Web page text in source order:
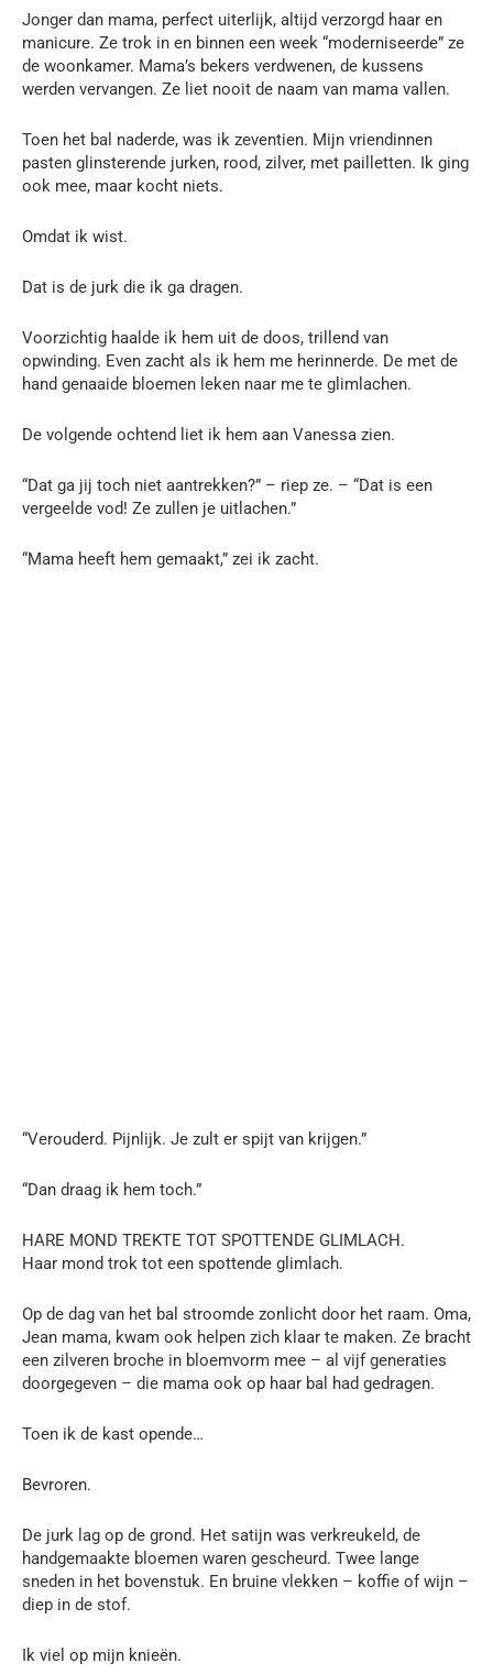
Jonger dan mama, perfect uiterlijk, altijd verzorgd haar en
manicure. Ze trok in en binnen een week “moderniseerde” ze
de woonkamer. Mama’s bekers verdwenen, de kussens
werden vervangen. Ze liet nooit de naam van mama vallen.
Toen het bal naderde, was ik zeventien. Mijn vriendinnen
pasten glinsterende jurken, rood, zilver, met pailletten. Ik ging
ook mee, maar kocht niets.
Omdat ik wist.
Dat is de jurk die ik ga dragen.
Voorzichtig haalde ik hem uit de doos, trillend van
opwinding. Even zacht als ik hem me herinnerde. De met de
hand genaaide bloemen leken naar me te glimlachen.
De volgende ochtend liet ik hem aan Vanessa zien.
“Dat ga jij toch niet aantrekken?” – riep ze. – “Dat is een
vergeelde vod! Ze zullen je uitlachen.”
“Mama heeft hem gemaakt,” zei ik zacht.
“Verouderd. Pijnlijk. Je zult er spijt van krijgen.”
“Dan draag ik hem toch.”
HARE MOND TREKTE TOT SPOTTENDE GLIMLACH.
Haar mond trok tot een spottende glimlach.
Op de dag van het bal stroomde zonlicht door het raam. Oma,
Jean mama, kwam ook helpen zich klaar te maken. Ze bracht
een zilveren broche in bloemvorm mee – al vijf generaties
doorgegeven – die mama ook op haar bal had gedragen.
Toen ik de kast opende…
Bevroren.
De jurk lag op de grond. Het satijn was verkreukeld, de
handgemaakte bloemen waren gescheurd. Twee lange
sneden in het bovenstuk. En bruine vlekken – koffie of wijn –
diep in de stof.
Ik viel op mijn knieën.